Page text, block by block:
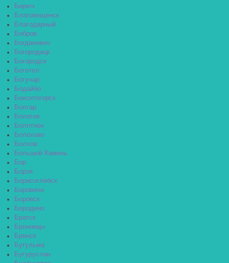
Бирюч
Благовещенск
Благодарный
Бобров
Богданович
Богородицк
Богородск
Боготол
Богучар
Бодайбо
Бокситогорск
Болгар
Бологое
Болотное
Болохово
Болхов
Большой Камень
Бор
Борзя
Борисоглебск
Боровичи
Боровск
Бородино
Братск
Бронницы
Брянск
Бугульма
Бугуруслан